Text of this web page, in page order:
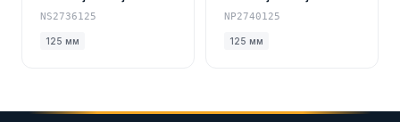
NS2736125
125 мм
NP2740125
125 мм